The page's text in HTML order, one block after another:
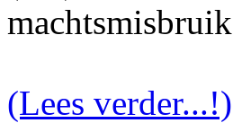
(Lees verder...!)